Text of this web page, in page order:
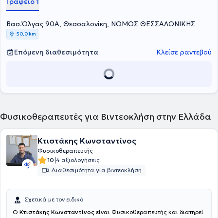
οίκον επισκέψεων.
Βασ.Όλγας 90Α, Θεσσαλονίκη, ΝΟΜΟΣ ΘΕΣΣΑΛΟΝΙΚΗΣ
50,0 km
Επόμενη διαθεσιμότητα Κλείσε ραντεβού
Φυσικοθεραπευτές για Βιντεοκλήση στην Ελλάδα
Κτιστάκης Κωνσταντίνος
Φυσικοθεραπευτής
10|4 αξιολογήσεις
Διαθεσιμότητα για βιντεοκλήση
Σχετικά με τον ειδικό
Ο Κτιστάκης Κωνσταντίνος είναι Φυσικοθεραπευτής και διατηρεί